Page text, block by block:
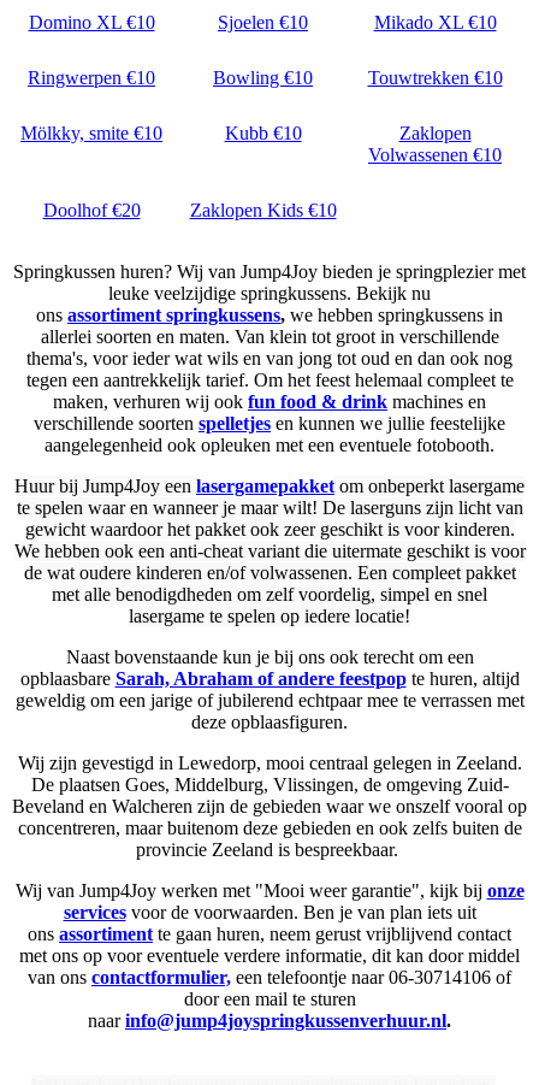
Domino XL €10 Sjoelen €10 Mikado XL €10
Ringwerpen €10 Bowling €10 Touwtrekken €10
Mölkky, smite €10 Kubb €10
Zaklopen
Volwassenen €10
Doolhof €20 Zaklopen Kids €10
Springkussen huren? Wij van Jump4Joy bieden je springplezier met
leuke veelzijdige springkussens. Bekijk nu
ons assortiment springkussens, we hebben springkussens in
allerlei soorten en maten. Van klein tot groot in verschillende
thema's, voor ieder wat wils en van jong tot oud en dan ook nog
tegen een aantrekkelijk tarief. Om het feest helemaal compleet te
maken, verhuren wij ook fun food & drink machines en
verschillende soorten spelletjes en kunnen we jullie feestelijke
aangelegenheid ook opleuken met een eventuele fotobooth.
Huur bij Jump4Joy een lasergamepakket om onbeperkt lasergame
te spelen waar en wanneer je maar wilt! De laserguns zijn licht van
gewicht waardoor het pakket ook zeer geschikt is voor kinderen.
We hebben ook een anti-cheat variant die uitermate geschikt is voor
de wat oudere kinderen en/of volwassenen. Een compleet pakket
met alle benodigdheden om zelf voordelig, simpel en snel
lasergame te spelen op iedere locatie!
Naast bovenstaande kun je bij ons ook terecht om een
opblaasbare Sarah, Abraham of andere feestpopte huren, altijd
geweldig om een jarige of jubilerend echtpaar mee te verrassen met
deze opblaasfiguren.
Wij zijn gevestigd in Lewedorp, mooi centraal gelegen in Zeeland.
De plaatsen Goes, Middelburg, Vlissingen, de omgeving Zuid-
Beveland en Walcheren zijn de gebieden waar we onszelf vooral op
concentreren, maar buitenom deze gebieden en ook zelfs buiten de
provincie Zeeland is bespreekbaar.
Wij van Jump4Joy werken met "Mooi weer garantie", kijk bij onze
servicesvoor de voorwaarden. Ben je van plan iets uit
ons assortiment te gaan huren, neem gerust vrijblijvend contact
met ons op voor eventuele verdere informatie, dit kan door middel
van ons contactformulier, een telefoontje naar 06-30714106 of
door een mail te sturen
naarinfo@jump4joyspringkussenverhuur.nl.